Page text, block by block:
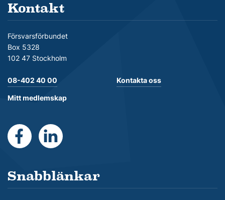
Kontakt
Försvarsförbundet
Box 5328
102 47 Stockholm
08-402 40 00
Mitt medlemskap
Kontakta oss
https://www.facebook.com/Forsvarsforbundet
https://se.linkedin.com/company/
Snabblänkar